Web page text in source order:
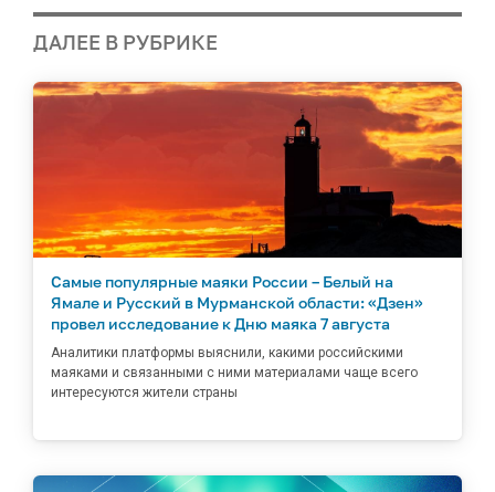
ДАЛЕЕ В РУБРИКЕ
Самые популярные маяки России – Белый на
Ямале и Русский в Мурманской области: «Дзен»
провел исследование к Дню маяка 7 августа
Аналитики платформы выяснили, какими российскими
маяками и связанными с ними материалами чаще всего
интересуются жители страны